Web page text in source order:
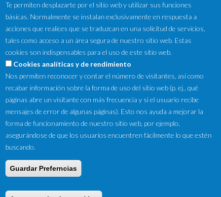
NewsLetter
Te permiten desplazarte por el sitio web y utilizar sus funciones
básicas. Normalmente se instalan exclusivamente en respuesta a
acciones que realices que se traduzcan en una solicitud de servicios,
tales como acceso a un área segura de nuestro sitio web. Estas
cookies son indispensables para el uso de este sitio web.
Cookies analíticas y de rendimiento
Nos permiten reconocer y contar el número de visitantes, así como
recabar información sobre la forma de uso del sitio web (p. ej., qué
páginas abre un visitante con más frecuencia y si el usuario recibe
mensajes de error de algunas páginas). Esto nos ayuda a mejorar la
forma de funcionamiento de nuestro sitio web, por ejemplo,
asegurándose de que los usuarios encuentren fácilmente lo que estén
buscando.
Guardar Preferncias